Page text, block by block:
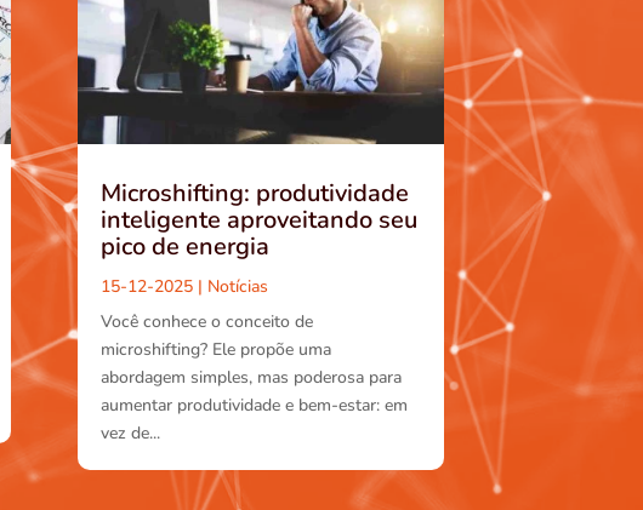
Microshifting: produtividade
inteligente aproveitando seu
pico de energia
15-12-2025 | Notícias
Você conhece o conceito de
microshifting? Ele propõe uma
abordagem simples, mas poderosa para
aumentar produtividade e bem-estar: em
vez de...